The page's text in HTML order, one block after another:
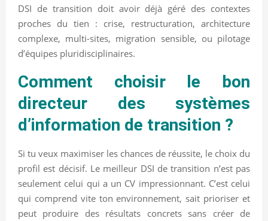
DSI de transition doit avoir déjà géré des contextes
proches du tien : crise, restructuration, architecture
complexe, multi-sites, migration sensible, ou pilotage
d’équipes pluridisciplinaires.
Comment choisir le bon
directeur des systèmes
d’information de transition ?
Si tu veux maximiser les chances de réussite, le choix du
profil est décisif. Le meilleur DSI de transition n’est pas
seulement celui qui a un CV impressionnant. C’est celui
qui comprend vite ton environnement, sait prioriser et
peut produire des résultats concrets sans créer de